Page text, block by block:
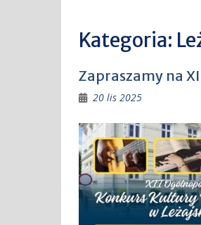
Kategoria:
Zapraszamy na
20 lis 2025